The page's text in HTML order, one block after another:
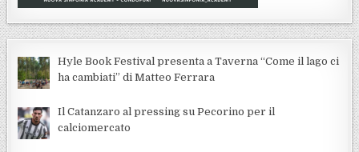
Hyle Book Festival presenta a Taverna “Come il lago ci
ha cambiati” di Matteo Ferrara
Il Catanzaro al pressing su Pecorino per il
calciomercato